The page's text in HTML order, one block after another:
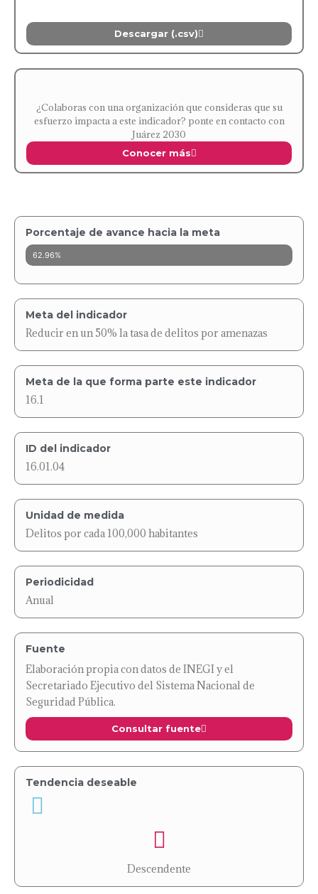
Porcentaje de avance hacia la meta
62.96%
Meta del indicador
Reducir en un 50% la tasa de delitos por amenazas
Meta de la que forma parte este indicador
16.1
ID del indicador
16.01.04
Unidad de medida
Delitos por cada 100,000 habitantes
Periodicidad
Anual
Fuente
Elaboración propia con datos de INEGI y el
Secretariado Ejecutivo del Sistema Nacional de
Seguridad Pública.
Consultar fuente
Tendencia deseable
Descendente
Descargar (.csv)
¿Colaboras con una organización que consideras que su
esfuerzo impacta a este indicador? ponte en contacto con
Juárez 2030
Conocer más